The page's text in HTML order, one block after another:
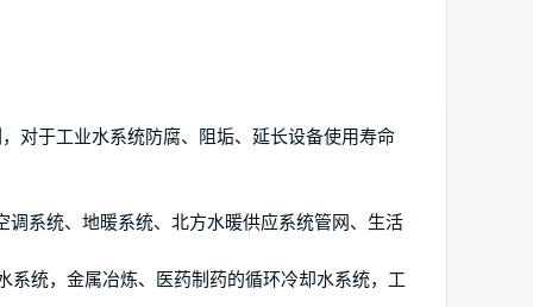
对于工业水系统防腐、阻垢、延长设备使用寿命
系统、地暖系统、北方水暖供应系统管网、生活
统，金属冶炼、医药制药的循环冷却水系统，工